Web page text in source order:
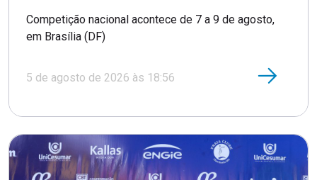
Competição nacional acontece de 7 a 9 de agosto,
em Brasília (DF)
5 de agosto de 2026 às 18:56